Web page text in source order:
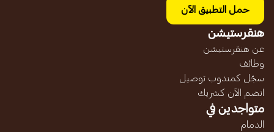
حمل التطبيق الآن
هنقرستيشن
عن هنقرستيشن
وظائف
سجّل كمندوب توصيل
انضم الآن كشريك
متواجدين في
الدمام